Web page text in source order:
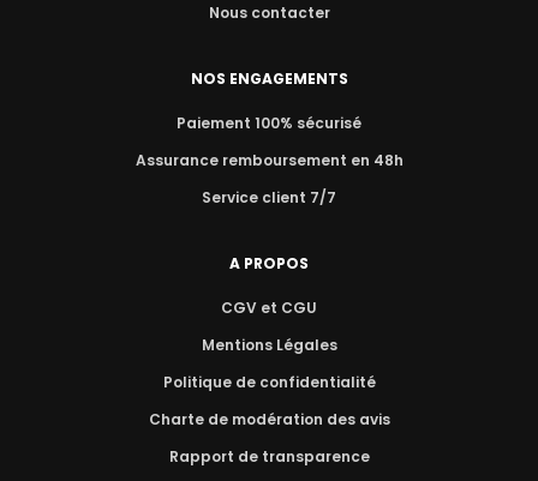
Nous contacter
NOS ENGAGEMENTS
Paiement 100% sécurisé
Assurance remboursement en 48h
Service client 7/7
A PROPOS
CGV et CGU
Mentions Légales
Politique de confidentialité
Charte de modération des avis
Rapport de transparence